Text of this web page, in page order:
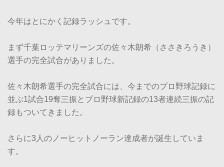
今年はとにかく記録ラッシュです。
まず千葉ロッテマリーンズの佐々木朗希（ささきろうき）
選手の完全試合がありました。
佐々木朗希選手の完全試合には、今までのプロ野球記録に
並ぶ1試合19奪三振とプロ野球新記録の13者連続三振の記
録もついてきました。
さらに3人のノーヒットノーラン達成者が誕生していま
す。